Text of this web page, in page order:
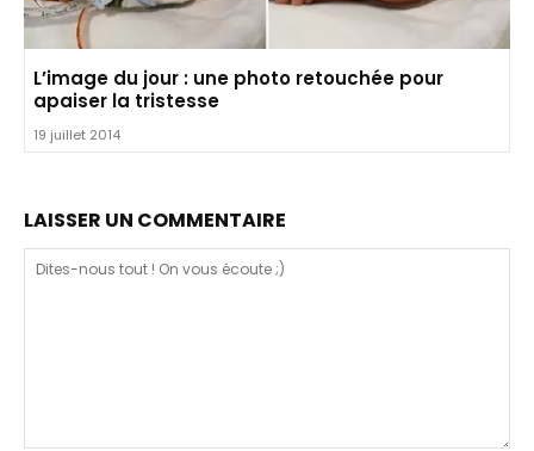
L’image du jour : une photo retouchée pour
apaiser la tristesse
19 juillet 2014
LAISSER UN COMMENTAIRE